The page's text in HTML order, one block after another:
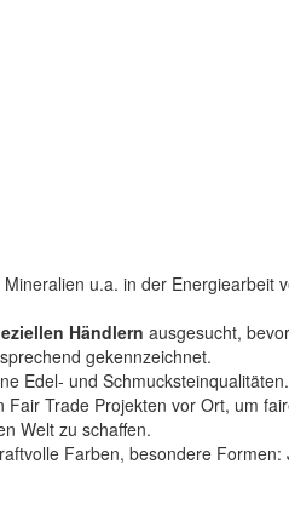
u.a. in der Energiearbeit
Händlern ausgesucht,
gekennzeichnet.
Edel- und Schmucksteinqualitäten.
Trade Projekten vor Ort, um
Welt zu schaffen.
Farben, besondere Formen: